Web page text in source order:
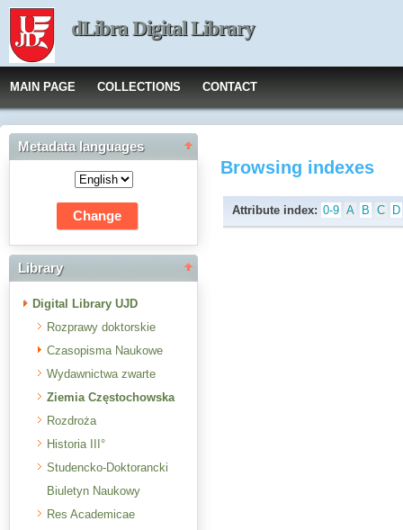
dLibra Digital Library
MAIN PAGE COLLECTIONS CONTACT
Metadata languages
Library
Digital Library UJD
Rozprawy doktorskie
Czasopisma Naukowe
Wydawnictwa zwarte
Ziemia Częstochowska
Rozdroża
Historia III°
Studencko-Doktorancki
Biuletyn Naukowy
Res Academicae
Browsing indexes
Attribute index: 0-9 A B C D